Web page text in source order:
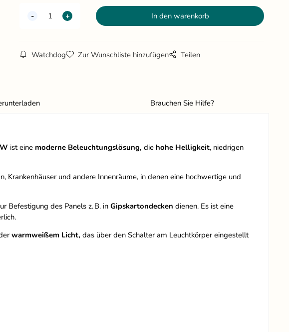
Watchdog Zur Wunschliste hinzufügen Teilen
Brauchen Sie Hilfe?
ist einemoderne Beleuchtungslösung, die hohe Helligkeit, niedrigen
Krankenhäuser und andere Innenräume, in denen eine hochwertige und
Befestigung des Panels z. B. in Gipskartondecken dienen. Es ist eine
warmweißem Licht, das über den Schalter am Leuchtkörper eingestellt